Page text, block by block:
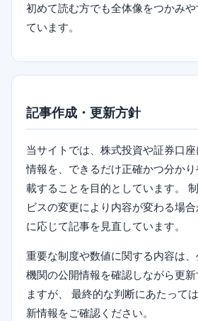
初めて読む方でも全体像をつかみ
ています。
記事作成・更新方針
当サイトでは、株式投資や証券口
情報を、できるだけ正確かつ分か
載することを目的としています。
ビスの変更により内容が変わる場
に応じて記事を見直しています。
重要な制度や数値に関する内容は
機関の公開情報を確認しながら更
ますが、 最終的な判断にあたって
新情報をご確認ください。